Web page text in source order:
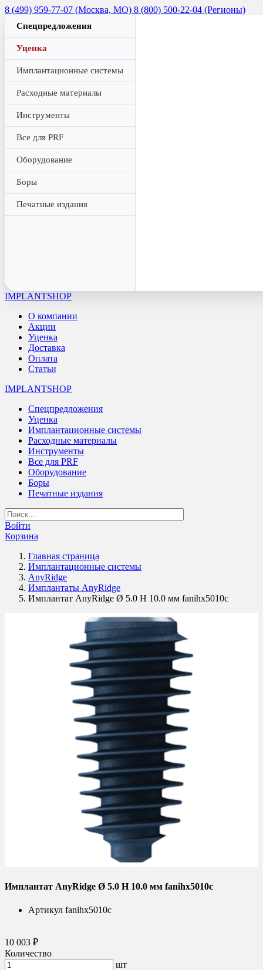
8 (499) 959-77-07 (Москва, МО) 8 (800) 500-22-04 (Регионы)
Спецпредложения
Уценка
Имплантационные системы
Расходные материалы
Инструменты
Все для PRF
Оборудование
Боры
Печатные издания
IMPLANTSHOP
О компании
Акции
Уценка
Доставка
Оплата
Статьи
IMPLANTSHOP
Спецпредложения
Уценка
Имплантационные системы
Расходные материалы
Инструменты
Все для PRF
Оборудование
Боры
Печатные издания
Войти
Корзина
Главная страница
Имплантационные системы
AnyRidge
Имплантаты AnyRidge
Имплантат AnyRidge Ø 5.0 H 10.0 мм fanihx5010c
Имплантат AnyRidge Ø 5.0 H 10.0 мм fanihx5010c
Артикул fanihx5010c
10 003 ₽
Количество
шт